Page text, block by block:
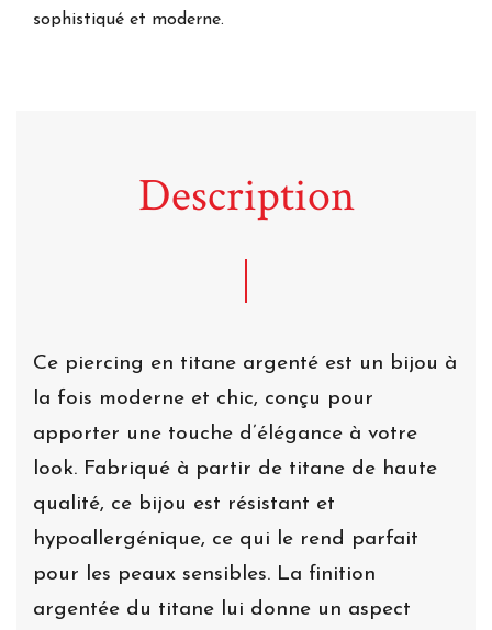
sophistiqué et moderne.
Description
Ce piercing en titane argenté est un bijou à
la fois moderne et chic, conçu pour
apporter une touche d’élégance à votre
look. Fabriqué à partir de titane de haute
qualité, ce bijou est résistant et
hypoallergénique, ce qui le rend parfait
pour les peaux sensibles. La finition
argentée du titane lui donne un aspect